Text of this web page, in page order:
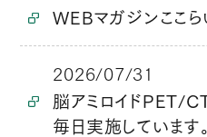
WEBマガジンここ
2026/07/31
脳アミロイドPET/
毎日実施しています。